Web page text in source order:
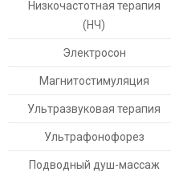
Низкочастотная терапия
(НЧ)
Электросон
Магнитостимуляция
Ультразвуковая терапия
Ультрафонофорез
Подводный душ-массаж